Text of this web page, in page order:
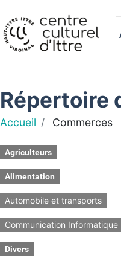
Répertoire
Accueil Commerces
Agriculteurs
Alimentation
Automobile et transports
Communication Informatique
Divers